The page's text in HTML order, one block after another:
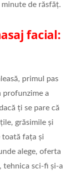
de răsfăț.
facial:
primul pas
profunzime a
ți se pare că
grăsimile și
toată fața și
alege, oferta
tehnica sci-fi și-a